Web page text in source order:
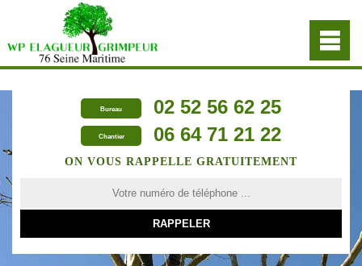
Bureau 02 52 56 62 25
Chantier 06 64 71 21 22
ON VOUS RAPPELLE GRATUITEMENT